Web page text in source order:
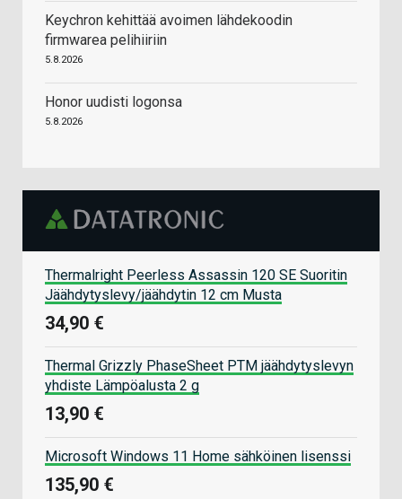
Keychron kehittää avoimen lähdekoodin
firmwarea pelihiiriin
5.8.2026
Honor uudisti logonsa
5.8.2026
Thermalright Peerless Assassin 120 SE Suoritin
Jäähdytyslevy/jäähdytin 12 cm Musta
34,90 €
Thermal Grizzly PhaseSheet PTM jäähdytyslevyn
yhdiste Lämpöalusta 2 g
13,90 €
Microsoft Windows 11 Home sähköinen lisenssi
135,90 €